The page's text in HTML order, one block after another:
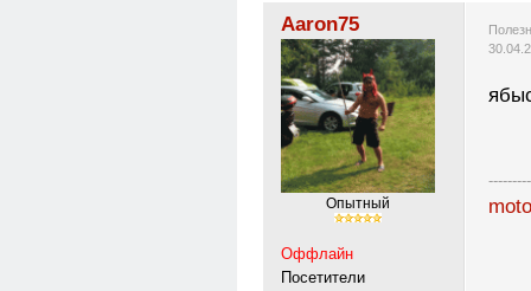
Aaron75
Опытный
Оффлайн
Посетители